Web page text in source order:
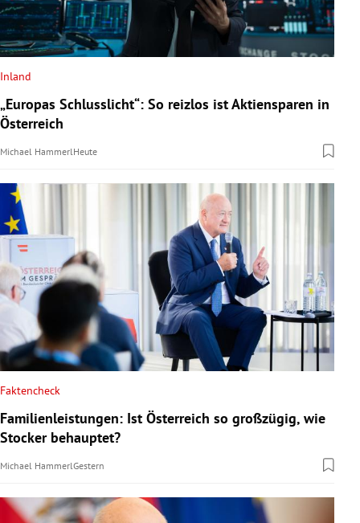
Inland
„Europas Schlusslicht“: So reizlos ist Aktiensparen in
Österreich
Michael Hammerl Heute
Faktencheck
Familienleistungen: Ist Österreich so großzügig, wie
Stocker behauptet?
Michael HammerlGestern